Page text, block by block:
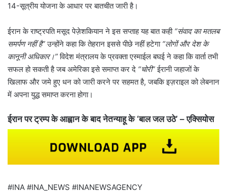
14-सूत्रीय योजना के आधार पर बातचीत जारी है।
ईरान के राष्ट्रपति मसूद पेज़ेशकियान ने इस सप्ताह यह बात कही “संवाद का मतलब
समर्पण नहीं है”उन्होंने कहा कि तेहरान इससे पीछे नहीं हटेगा “लोगों और देश के
कानूनी अधिकार।”विदेश मंत्रालय के प्रवक्ता एस्माईल बघई ने कहा कि वार्ता तभी
सफल हो सकती है जब अमेरिका इसे समाप्त कर दे “चोरी”ईरानी जहाजों के
खिलाफ और जमे हुए धन को जारी करने पर सहमत है, जबकि इज़राइल को लेबनान
में अपना युद्ध समाप्त करना होगा।
ईरान पर ट्रम्प के आह्वान के बाद नेतन्याहू के ‘बाल जल उठे’ – एक्सियोस
#INA #INA_NEWS #INANEWSAGENCY